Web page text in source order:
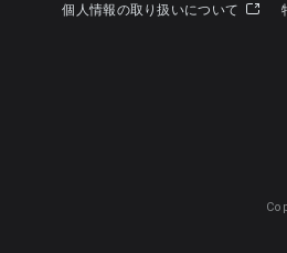
個人情報の取り扱いについて